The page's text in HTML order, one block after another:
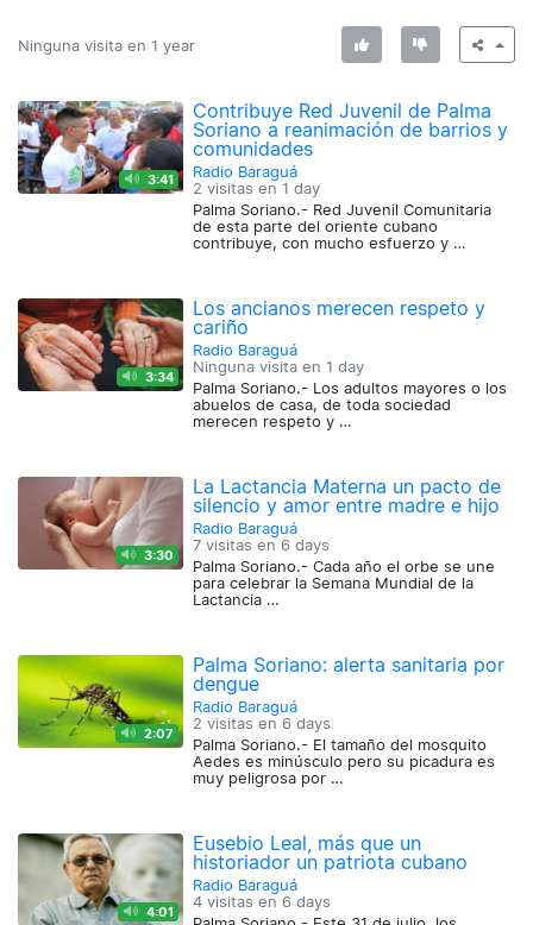
Ninguna visita en 1 year
3:41
Contribuye Red Juvenil de Palma
Soriano a reanimación de barrios y
comunidades
Radio Baraguá
2 visitas en 1 day
Palma Soriano.- Red Juvenil Comunitaria
de esta parte del oriente cubano
contribuye, con mucho esfuerzo y …
3:34
Los ancianos merecen respeto y
cariño
Radio Baraguá
Ninguna visita en 1 day
Palma Soriano.- Los adultos mayores o los
abuelos de casa, de toda sociedad
merecen respeto y …
3:30
La Lactancia Materna un pacto de
silencio y amor entre madre e hijo
Radio Baraguá
7 visitas en 6 days
Palma Soriano.- Cada año el orbe se une
para celebrar la Semana Mundial de la
Lactancia …
2:07
Palma Soriano: alerta sanitaria por
dengue
Radio Baraguá
2 visitas en 6 days
Palma Soriano.- El tamaño del mosquito
Aedes es minúsculo pero su picadura es
muy peligrosa por …
4:01
Eusebio Leal, más que un
historiador un patriota cubano
Radio Baraguá
4 visitas en 6 days